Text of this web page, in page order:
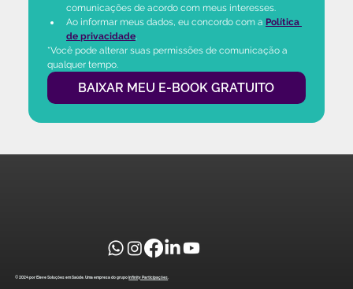
comunicações de acordo com meus interesses.
Ao informar meus dados, eu concordo com a Política
de privacidade.
*Você pode alterar suas permissões de comunicação a
qualquer tempo.
BAIXAR MEU E-BOOK GRATUITO
© 2024 por Eleve Soluções em Saúde. Uma empresa do grupo Infinity Participações